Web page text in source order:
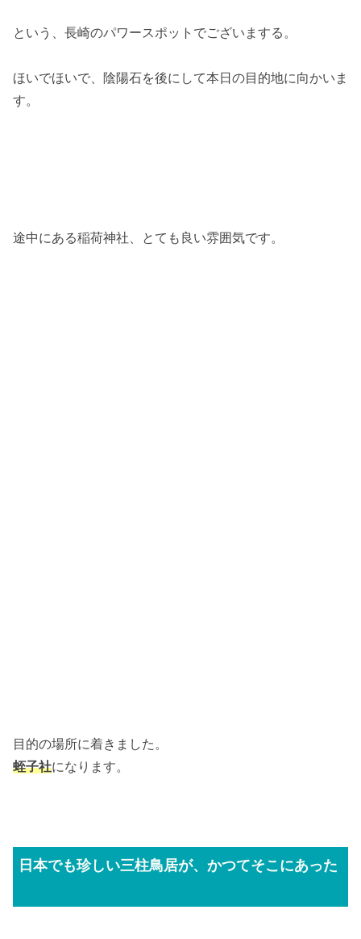
という、長崎のパワースポットでございまする。
ほいでほいで、陰陽石を後にして本日の目的地に向かいま
す。
途中にある稲荷神社、とても良い雰囲気です。
目的の場所に着きました。
蛭子社になります。
日本でも珍しい三柱鳥居が、かつてそこにあった